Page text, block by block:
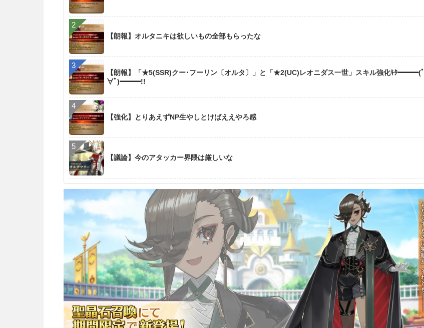
【朗報】オルタニキは欲しいもの全部もらったな
【朗報】「★5(SSR)クー･フーリン〔オルタ〕」と「★2(UC)レオニダス一世」スキル強化ｷﾀ━━━(ﾟ
∀ﾟ)━━━!!
【強化】とりあえずNP生やしとけばええやろ感
【議論】今のアタッカー界隈は厳しいな